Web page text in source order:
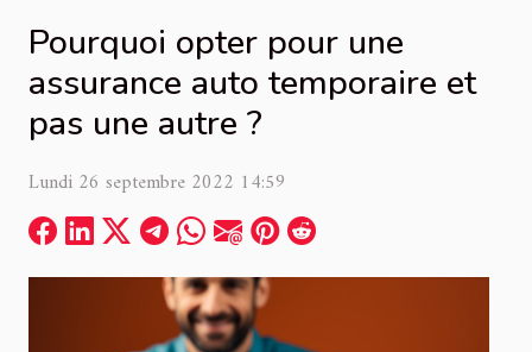
Pourquoi opter pour une
assurance auto temporaire et
pas une autre ?
Lundi 26 septembre 2022 14:59